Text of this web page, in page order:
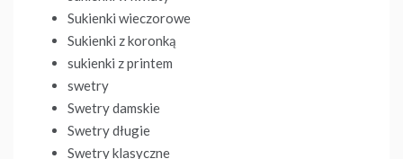
Sukienki wieczorowe
Sukienki z koronką
sukienki z printem
swetry
Swetry damskie
Swetry długie
Swetry klasyczne